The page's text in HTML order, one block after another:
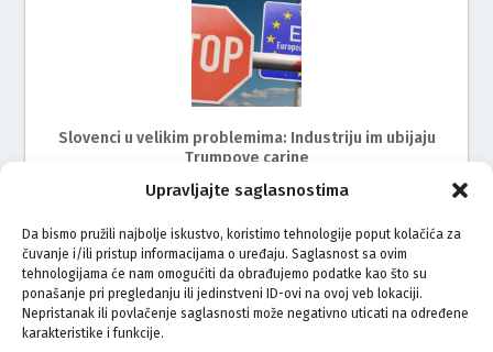
Upravljajte saglasnostima
Da bismo pružili najbolje iskustvo, koristimo tehnologije poput kolačića za
čuvanje i/ili pristup informacijama o uređaju. Saglasnost sa ovim
tehnologijama će nam omogućiti da obrađujemo podatke kao što su
ponašanje pri pregledanju ili jedinstveni ID-ovi na ovoj veb lokaciji.
Nepristanak ili povlačenje saglasnosti može negativno uticati na određene
karakteristike i funkcije.
Slovenci u velikim problemima: Industriju im ubijaju
Trumpove carine